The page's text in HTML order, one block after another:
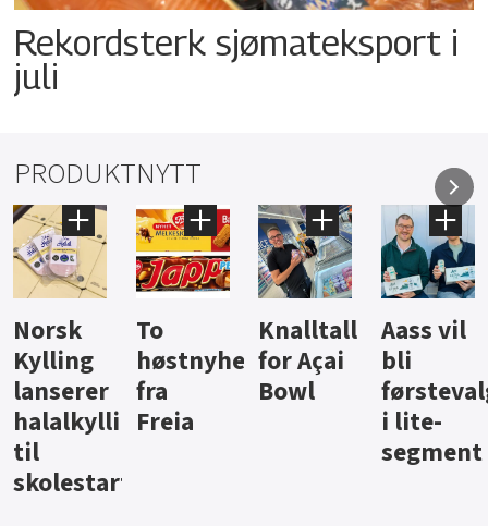
Rekordsterk sjømateksport i
juli
PRODUKTNYTT
Knalltall
for Açai
Bowl
Aass vil
bli
førstevalg
i lite-
Brus og
jus fra
Berentsen
Hard
iste fra
Hansa